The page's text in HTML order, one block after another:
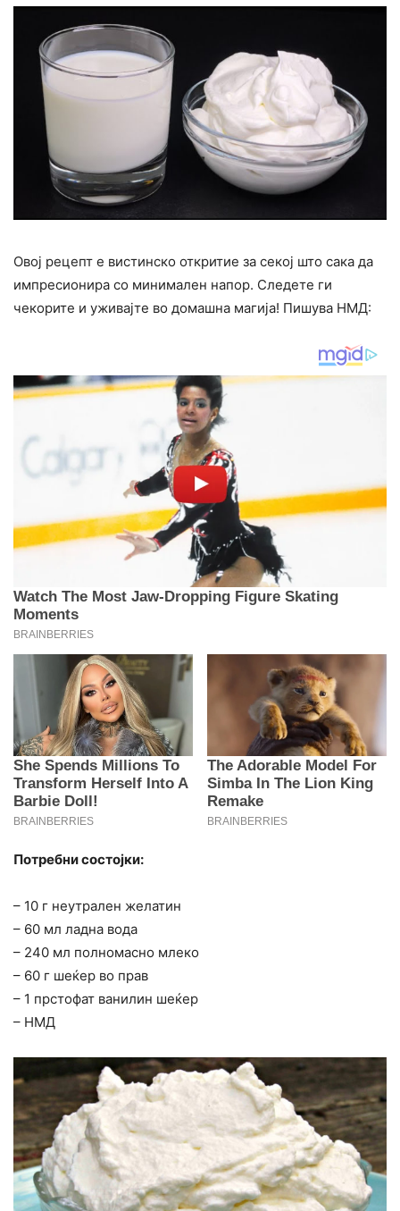
Овој рецепт е вистинско откритие за секој што сака да
импресионира со минимален напор. Следете ги
чекорите и уживајте во домашна магија! Пишува НМД:
Потребни состојки:
– 10 г неутрален желатин
– 60 мл ладна вода
– 240 мл полномасно млеко
– 60 г шеќер во прав
– 1 прстофат ванилин шеќер
– НМД